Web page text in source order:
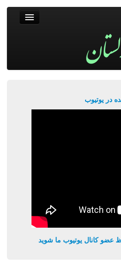
در یوتیوب
عضو کانال یوتیوب ما شوید